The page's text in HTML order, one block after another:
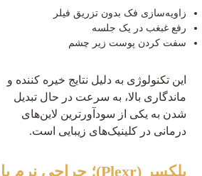
زاویه‌سازی فک بدون تزریق فیلر
رفع غبغب در یک جلسه
سفت کردن پوست زیر چشم
این تکنولوژی به دلیل نتایج خیره کننده و
ماندگاری بالا، به سرعت در حال تبدیل
شدن به یکی از سودآورترین لاین‌های
درمانی در کلینیک‌های زیبایی است.
پلکسر (Plexr)؛ جراحی نرم با